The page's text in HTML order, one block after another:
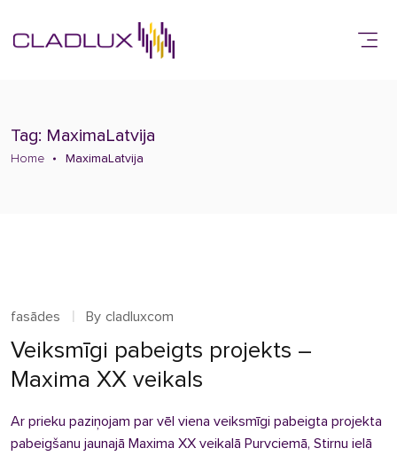
Tag: MaximaLatvija
Home MaximaLatvija
fasādes By cladluxcom
Veiksmīgi pabeigts projekts –
Maxima XX veikals
Ar prieku paziņojam par vēl viena veiksmīgi pabeigta projekta
pabeigšanu jaunajā Maxima XX veikalā Purvciemā, Stirnu ielā